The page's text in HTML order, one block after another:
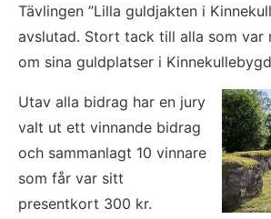
Tävlingen ”Lilla guldjakten i
avslutad. Stort tack till alla som var
om sina guldplatser i
Utav alla bidrag har en jury
valt ut ett vinnande bidrag
och sammanlagt 10 vinnare
som får var sitt
presentkort 300 kr.